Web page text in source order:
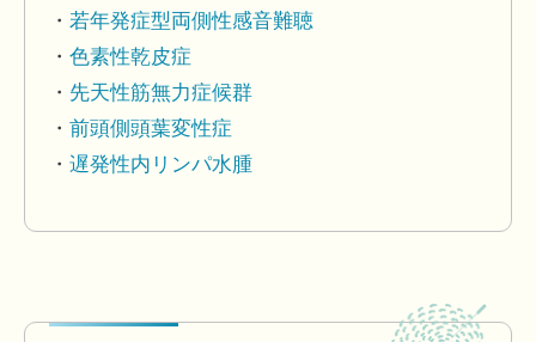
若年発症型両側性感音難聴
色素性乾皮症
先天性筋無力症候群
前頭側頭葉変性症
遅発性内リンパ水腫